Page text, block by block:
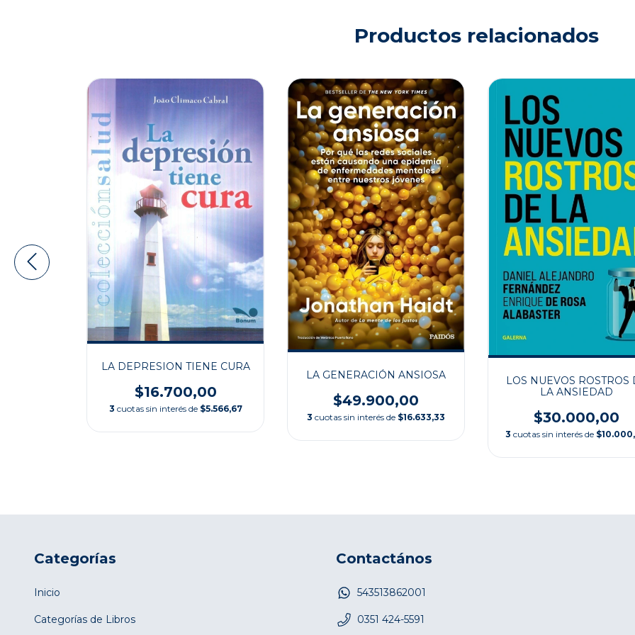
Productos relacionados
LA DEPRESION TIENE CURA
$16.700,00
3 cuotas sin interés de $5.566,67
LA GENERACIÓN ANSIOSA
$49.900,00
3 cuotas sin interés de $16.633,33
LOS NUEVOS ROSTROS
LA ANSIEDAD
$30.000,00
3 cuotas sin interés de
Categorías
Inicio
Categorías de Libros
Contactános
543513862001
0351 424-5591